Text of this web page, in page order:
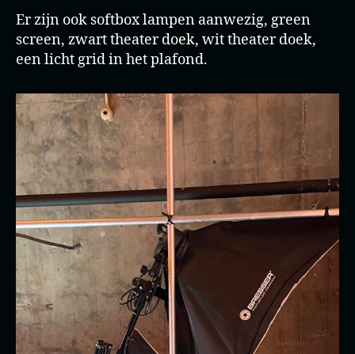
Er zijn ook softbox lampen aanwezig, green
screen, zwart theater doek, wit theater doek,
een licht grid in het plafond.